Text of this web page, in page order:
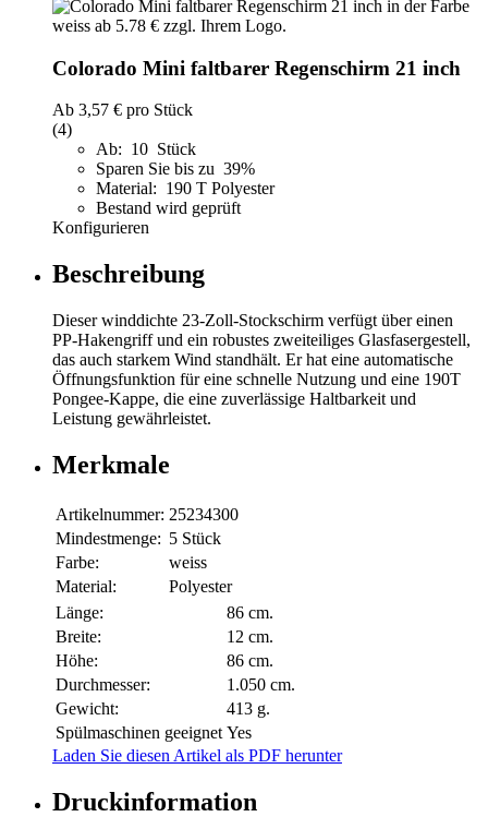
Colorado Mini faltbarer Regenschirm 21 inch
Ab 3,57 € pro Stück
(4)
Ab: 10 Stück
Sparen Sie bis zu 39%
Material: 190 T Polyester
Bestand wird geprüft
Konfigurieren
Beschreibung
Dieser winddichte 23-Zoll-Stockschirm verfügt über einen
PP-Hakengriff und ein robustes zweiteiliges Glasfasergestell,
das auch starkem Wind standhält. Er hat eine automatische
Öffnungsfunktion für eine schnelle Nutzung und eine 190T
Pongee-Kappe, die eine zuverlässige Haltbarkeit und
Leistung gewährleistet.
Merkmale
Artikelnummer: 25234300
Mindestmenge: 5 Stück
Farbe:
weiss
Material:
Polyester
Länge:
86 cm.
Breite:
12 cm.
Höhe:
86 cm.
Durchmesser:
1.050 cm.
Gewicht:
413 g.
Spülmaschinen geeignet Yes
Laden Sie diesen Artikel als PDF herunter
Druckinformation